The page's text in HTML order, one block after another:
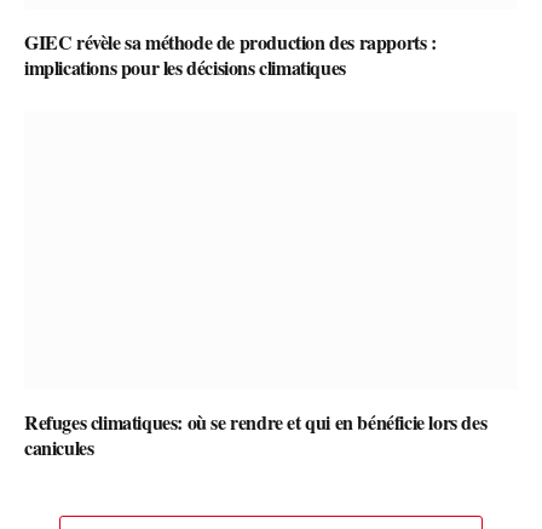
GIEC révèle sa méthode de production des rapports :
implications pour les décisions climatiques
Refuges climatiques: où se rendre et qui en bénéficie lors des
canicules